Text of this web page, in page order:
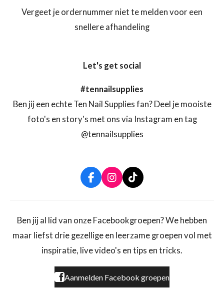
Vergeet je ordernummer niet te melden voor een
snellere afhandeling
Let's get social
#tennailsupplies
Ben jij een echte Ten Nail Supplies fan? Deel je mooiste
foto's en story's met ons via Instagram en tag
@tennailsupplies
F
a
c
b
o
k
I
n
s
a
r
a
T
i
k
o
Ben jij al lid van onze Facebookgroepen? We hebben
maar liefst drie gezellige en leerzame groepen vol met
inspiratie, live video's en tips en tricks.
Aanmelden Facebook groepen